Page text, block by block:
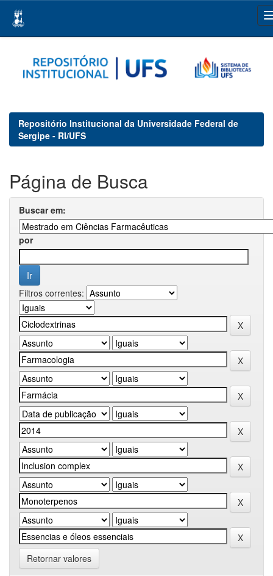
navigation
Repositório Institucional da Universidade Federal de
Sergipe - RI/UFS
Página de Busca
Buscar em:
por
Filtros correntes:
Retornar valores